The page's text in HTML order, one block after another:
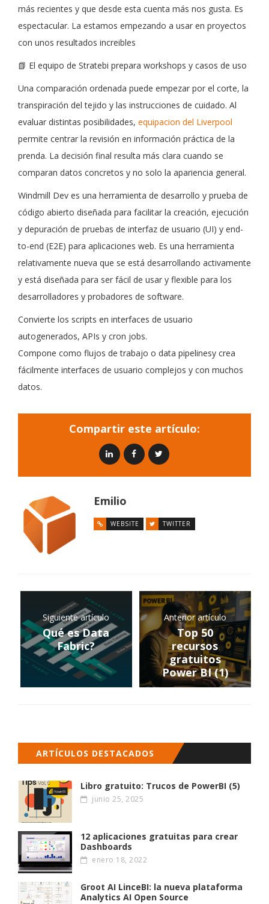
más recientes y que desde esta cuenta más nos gusta. Es
espectacular. La estamos empezando a usar en proyectos
con unos resultados increibles
📗 El equipo de Stratebi prepara workshops y casos de uso
Una comparación ordenada puede empezar por el corte, la
transpiración del tejido y las instrucciones de cuidado. Al
evaluar distintas posibilidades, equipacion del Liverpool
permite centrar la revisión en información práctica de la
prenda. La decisión final resulta más clara cuando se
comparan datos concretos y no solo la apariencia general.
Windmill Dev es una herramienta de desarrollo y prueba de
código abierto diseñada para facilitar la creación, ejecución
y depuración de pruebas de interfaz de usuario (UI) y end-
to-end (E2E) para aplicaciones web. Es una herramienta
relativamente nueva que se está desarrollando activamente
y está diseñada para ser fácil de usar y flexible para los
desarrolladores y probadores de software.
Convierte los scripts en interfaces de usuario
autogenerados, APIs y cron jobs.
Compone como flujos de trabajo o data pipelinesy crea
fácilmente interfaces de usuario complejos y con muchos
datos.
Compartir este artículo:
Emilio
WEBSITE TWITTER
Siguiente artículo
Qué es Data
Fabric?
Anterior artículo
Top 50
recursos
gratuitos
Power BI (1)
ARTÍCULOS DESTACADOS
Libro gratuito: Trucos de PowerBI (5)
junio 25, 2025
12 aplicaciones gratuitas para crear
Dashboards
enero 18, 2022
Groot AI LinceBI: la nueva plataforma
Analytics AI Open Source